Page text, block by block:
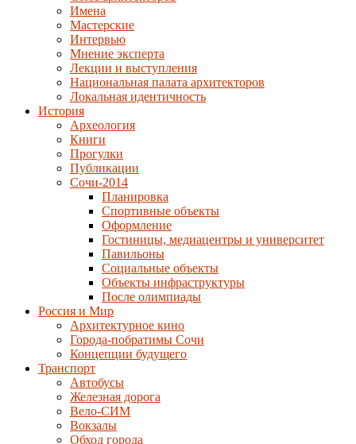
Имена
Мастерские
Интервью
Мнение эксперта
Лекции и выступления
Национальная палата архитекторов
Локальная идентичность
История
Археология
Книги
Прогулки
Публикации
Сочи-2014
Планировка
Спортивные объекты
Оформление
Гостиницы, медиацентры и университет
Павильоны
Социальные объекты
Объекты инфраструктуры
После олимпиады
Россия и Мир
Архитектурное кино
Города-побратимы Сочи
Концепции будущего
Транспорт
Автобусы
Железная дорога
Вело-СИМ
Вокзалы
Обход города